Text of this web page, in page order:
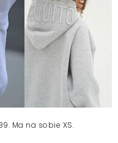
Ma na sobie XS.